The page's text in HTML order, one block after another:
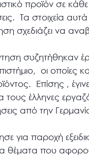
προϊόν σε
Τα στοιχεία
σχεδιάζει να
συζητήθηκαν
οι οποίες
Επίσης ,
τους έλληνες
από την
για παροχή
θέματα που